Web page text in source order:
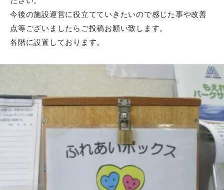
今後の施設運営に役立てていきたいので感じた事や改善
点等ございましたらご投稿お願い致します。
各階に設置しております。